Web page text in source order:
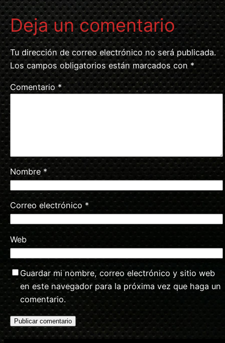
Deja un comentario
Tu dirección de correo electrónico no será publicada.
Los campos obligatorios están marcados con *
Comentario*
Nombre*
Correo electrónico*
Web
Guardar mi nombre, correo electrónico y sitio web
en este navegador para la próxima vez que haga un
comentario.